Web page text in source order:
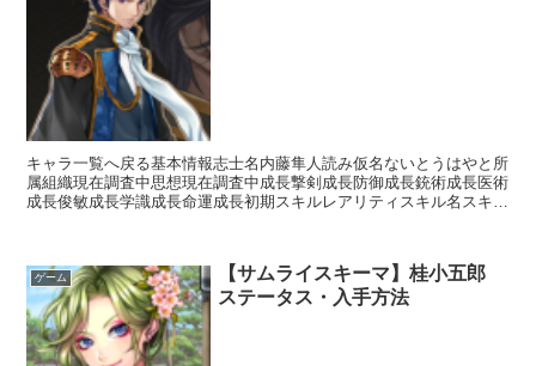
キャラ一覧へ戻る基本情報志士名内藤隼人読み仮名ないとうはやと所
属組織現在調査中思想現在調査中成長撃剣成長防御成長銃術成長医術
成長俊敏成長学識成長命運成長初期スキルレアリティスキル名スキル
ゲーム
【サムライスキーマ】桂小五郎
ステータス・入手方法